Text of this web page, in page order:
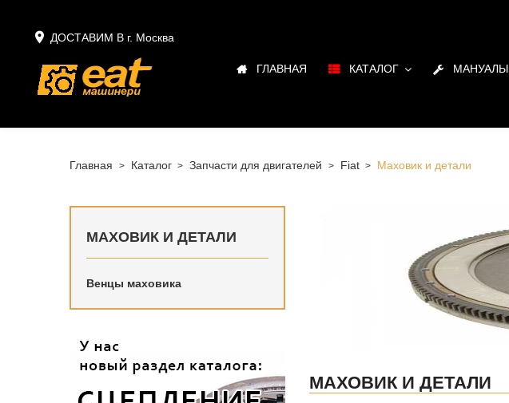
 ДОСТАВИМ В г. Москва
ГЛАВНАЯ КАТАЛОГ МАНУАЛЫ
Главная Каталог Запчасти для двигателей Fiat Маховик и детали
МАХОВИК И ДЕТАЛИ
Венцы маховика
Маховик и детали для ДВС Fiat
МАХОВИК И ДЕТАЛИ